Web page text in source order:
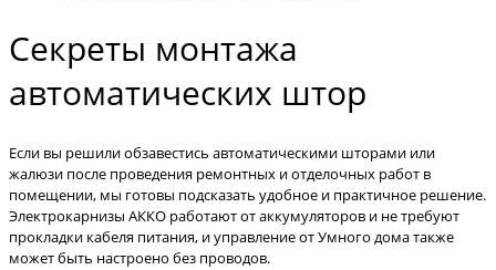
Секреты монтажа
автоматических штор
Если вы решили обзавестись автоматическими шторами или
жалюзи после проведения ремонтных и отделочных работ в
помещении, мы готовы подсказать удобное и практичное решение.
Электрокарнизы АККО работают от аккумуляторов и не требуют
прокладки кабеля питания, и управление от Умного дома также
может быть настроено без проводов.